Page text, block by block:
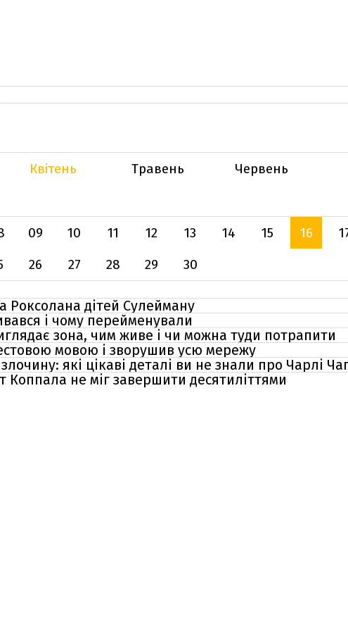
Квітень Травень
Червень
09 10 11 12 13 14 15 16
26 27 28 29 30
Роксолана дітей Сулейману
і чому перейменували
зона, чим живе і чи можна туди потрапити
мовою і зворушив усю мережу
які цікаві деталі ви не знали про Чарлі
не міг завершити десятиліттями